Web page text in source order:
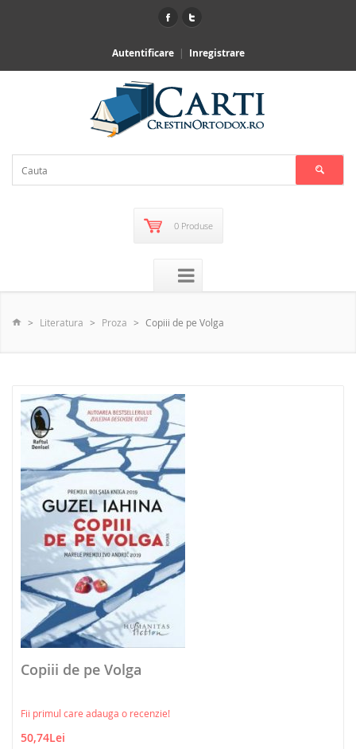
Autentificare Inregistrare
0 Produse
Literatura Proza Copiii de pe Volga
Copiii de pe Volga
Fii primul care adauga o recenzie!
50,74Lei